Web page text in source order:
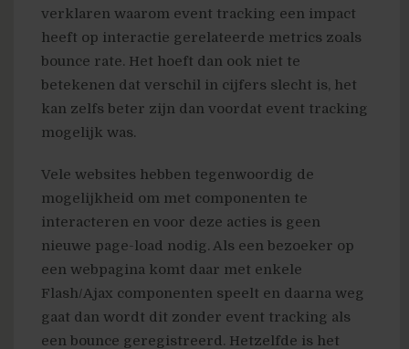
verklaren waarom event tracking een impact
heeft op interactie gerelateerde metrics zoals
bounce rate. Het hoeft dan ook niet te
betekenen dat verschil in cijfers slecht is, het
kan zelfs beter zijn dan voordat event tracking
mogelijk was.
Vele websites hebben tegenwoordig de
mogelijkheid om met componenten te
interacteren en voor deze acties is geen
nieuwe page-load nodig. Als een bezoeker op
een webpagina komt daar met enkele
Flash/Ajax componenten speelt en daarna weg
gaat dan wordt dit zonder event tracking als
een bounce geregistreerd. Hetzelfde is het